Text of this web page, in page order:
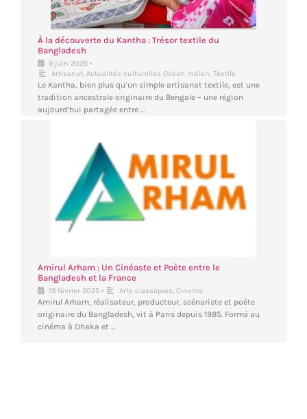
À la découverte du Kantha : Trésor textile du
Bangladesh
9 juin 2025 •
Artisanat, Actualités culturelles Océan Indien, Textile
Le Kantha, bien plus qu’un simple artisanat textile, est une
tradition ancestrale originaire du Bengale – une région
aujourd’hui partagée entre …
Amirul Arham : Un Cinéaste et Poète entre le
Bangladesh et la France
19 février 2025 • Arts classiques, Cinema
Amirul Arham, réalisateur, producteur, scénariste et poète
originaire du Bangladesh, vit à Paris depuis 1985. Formé au
cinéma à Dhaka et …